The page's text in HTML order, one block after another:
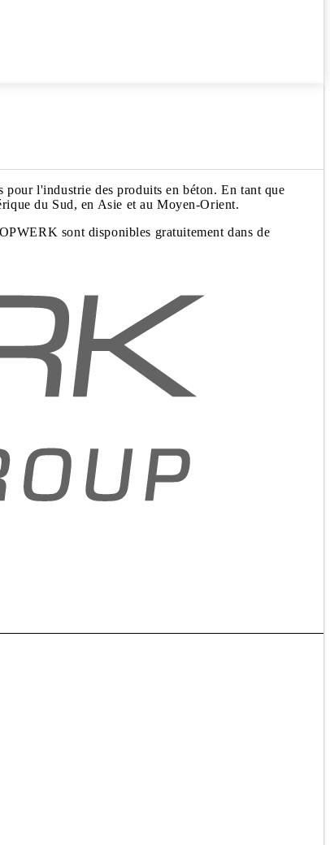
l'industrie des produits en béton. En tant que
du Sud, en Asie et au Moyen-Orient.
sont disponibles gratuitement dans de